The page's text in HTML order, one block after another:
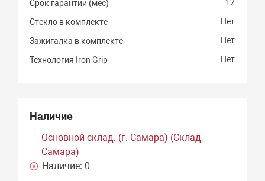
Срок гарантии (мес) 12
Стекло в комплекте Нет
Зажигалка в комплекте Нет
Технология Iron Grip Нет
Наличие
Основной склад. (г. Самара) (Склад
Самара)
Наличие: 0